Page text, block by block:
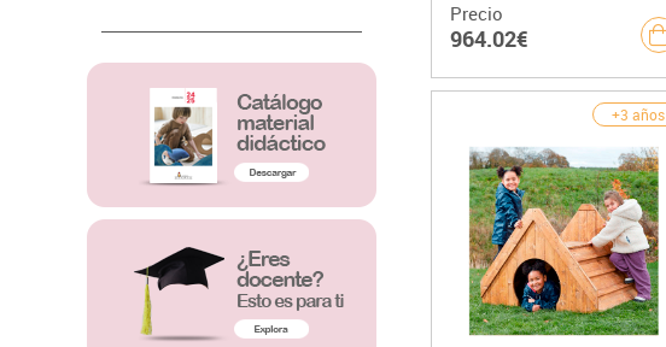
Precio
964.02€
+3 años